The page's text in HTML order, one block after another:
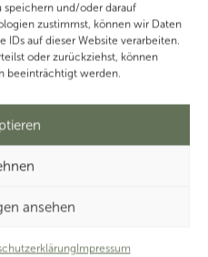
speichern und/oder darauf
zustimmst, können wir Daten
IDs auf dieser Website verarbeiten.
oder zurückziehst, können
beeinträchtigt werden.
ansehen
Impressum
des
berufsrechtlichen
WPO